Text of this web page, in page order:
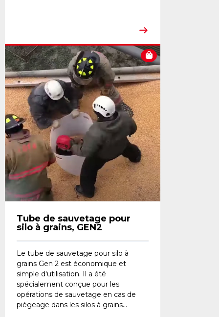
Tube de sauvetage pour
silo à grains, GEN2
Le tube de sauvetage pour silo à
grains Gen 2 est économique et
simple d'utilisation. Il a été
spécialement conçue pour les
opérations de sauvetage en cas de
piégeage dans les silos à grains...